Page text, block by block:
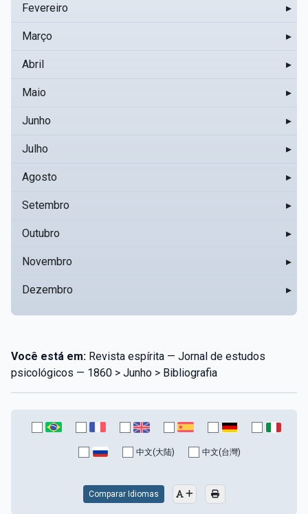
Fevereiro ▸
Março ▸
Abril ▸
Maio ▸
Junho ▸
Julho ▸
Agosto ▸
Setembro ▸
Outubro ▸
Novembro ▸
Dezembro ▸
Você está em: Revista espírita — Jornal de estudos
psicológicos — 1860 > Junho > Bibliografia
中文(大陆) 中文(台灣)
Comparar Idiomas